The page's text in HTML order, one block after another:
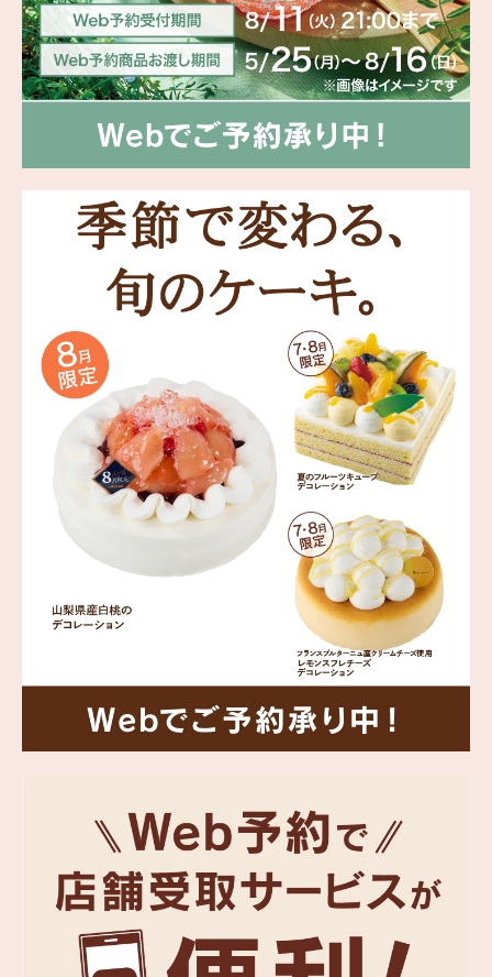
岳や末広がりを意味す
雄大な八ヶ岳山麓の自
る、こだわりのスイー
海外 Overseas shops
Indonesia
Singapore
Malaysia
Hong Kong
UAE
Thailand
Vietnam